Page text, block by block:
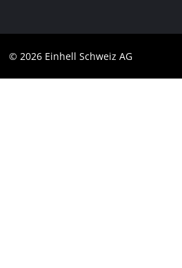
Marque
© 2026 Einhell Schweiz AG